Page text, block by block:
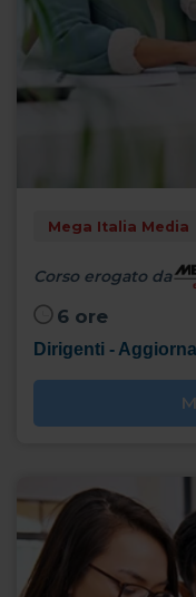
Mega Italia Media
Corso erogato da
6 ore
Dirigenti -